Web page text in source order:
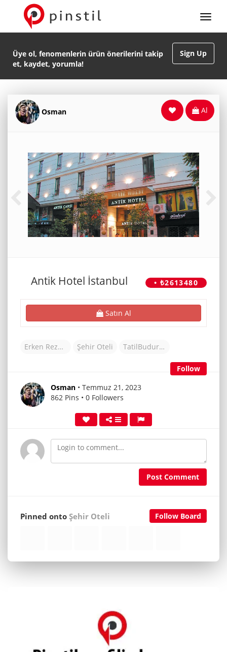
Sign Up
Üye ol, fenomenlerin ürün önerilerini takip
et, kaydet, yorumla!
Osman Al
• ₺2613480
Antik Hotel İstanbul
Satın Al
Erken Rezervasyon Otelleri Şehir Oteli TatilBudur Otel
Follow
Osman • Temmuz 21, 2023
862 Pins • 0 Followers
Post Comment
Follow Board
Pinned ontoŞehir Oteli